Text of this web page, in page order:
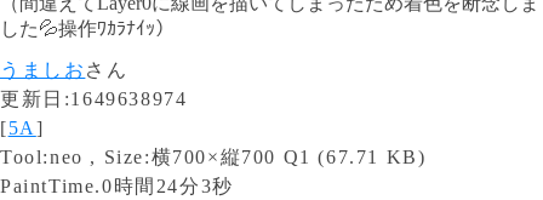
した💦操作ﾜｶﾗﾅｲｯ）
うましお さん
更新日:1649638974
[5A ]
Tool:neo , Size:横700×縦700 Q1 (67.71 KB)
PaintTime.0時間24分3秒